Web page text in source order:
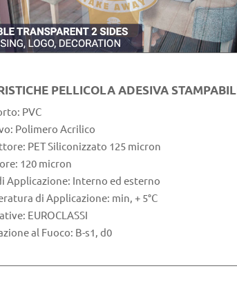
PELLICOLA ADESIVA
PVC
Polimero Acrilico
PET Siliconizzato 125 micron
120 micron
Applicazione: Interno ed esterno
di Applicazione: min, + 5°C
EUROCLASSI
al Fuoco: B-s1, d0